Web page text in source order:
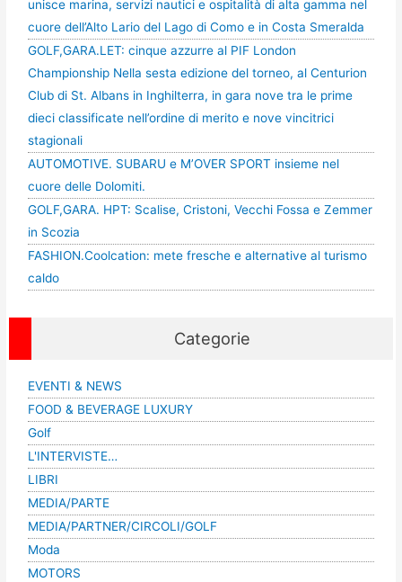
unisce marina, servizi nautici e ospitalità di alta gamma nel
cuore dell’Alto Lario del Lago di Como e in Costa Smeralda
GOLF,GARA.LET: cinque azzurre al PIF London
Championship Nella sesta edizione del torneo, al Centurion
Club di St. Albans in Inghilterra, in gara nove tra le prime
dieci classificate nell’ordine di merito e nove vincitrici
stagionali
AUTOMOTIVE. SUBARU e M’OVER SPORT insieme nel
cuore delle Dolomiti.
GOLF,GARA. HPT: Scalise, Cristoni, Vecchi Fossa e Zemmer
in Scozia
FASHION.Coolcation: mete fresche e alternative al turismo
caldo
Categorie
EVENTI & NEWS
FOOD & BEVERAGE LUXURY
Golf
L'INTERVISTE…
LIBRI
MEDIA/PARTE
MEDIA/PARTNER/CIRCOLI/GOLF
Moda
MOTORS